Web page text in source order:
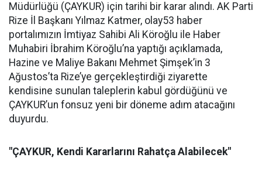
Müdürlüğü (ÇAYKUR) için tarihi bir karar alındı. AK Parti
Rize İl Başkanı Yılmaz Katmer, olay53 haber
portalımızın İmtiyaz Sahibi Ali Köroğlu ile Haber
Muhabiri İbrahim Köroğlu’na yaptığı açıklamada,
Hazine ve Maliye Bakanı Mehmet Şimşek’in 3
Ağustos’ta Rize’ye gerçekleştirdiği ziyarette
kendisine sunulan taleplerin kabul gördüğünü ve
ÇAYKUR’un fonsuz yeni bir döneme adım atacağını
duyurdu.
"ÇAYKUR, Kendi Kararlarını Rahatça Alabilecek"